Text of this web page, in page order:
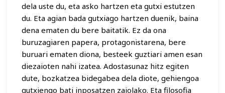
dela uste du, eta asko hartzen eta gutxi estutzen
du. Eta agian bada gutxiago hartzen duenik, baina
dena ematen du bere baitatik. Ez da ona
buruzagiaren papera, protagonistarena, bere
buruari ematen diona, besteek guztiari amen esan
diezaioten nahi izatea. Adostasunaz hitz egiten
dute, bozkatzea bidegabea dela diote, gehiengoa
gutxiengo bati inposatzen zaiolako. Eta filosofia